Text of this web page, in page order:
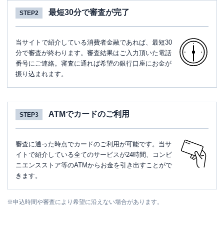
STEP2 最短30分で審査が完了
当サイトで紹介している消費者金融であれば、最短30
分で審査が終わります。審査結果はご入力頂いた電話
番号にご連絡。審査に通れば希望の銀行口座にお金が
振り込まれます。
STEP3 ATMでカードのご利用
審査に通った時点でカードのご利用が可能です。当サ
イトで紹介している全てのサービスが24時間、コンビ
ニエンスストア等のATMからお金を引き出すことがで
きます。
※申込時間や審査により希望に沿えない場合があります。